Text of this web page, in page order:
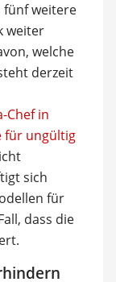
fünf weitere
weiter
welche
derzeit
Chef in
für ungültig
sich
für
dass die